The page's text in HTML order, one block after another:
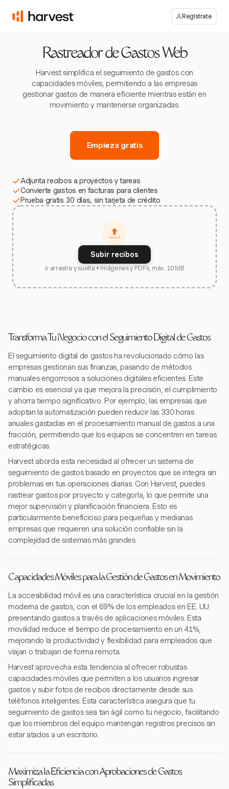
Regístrate
Rastreador de Gastos Web
Harvest simplifica el seguimiento de gastos con
capacidades móviles, permitiendo a las empresas
gestionar gastos de manera eficiente mientras están en
movimiento y mantenerse organizadas.
Empieza gratis
Adjunta recibos a proyectos y tareas
Convierte gastos en facturas para clientes
Prueba gratis 30 días, sin tarjeta de crédito
Subir recibos
o arrastra y suelta • Imágenes y PDFs, máx. 10 MB
Transforma Tu Negocio con el Seguimiento Digital de Gastos
El seguimiento digital de gastos ha revolucionado cómo las
empresas gestionan sus finanzas, pasando de métodos
manuales engorrosos a soluciones digitales eficientes. Este
cambio es esencial ya que mejora la precisión, el cumplimiento
y ahorra tiempo significativo. Por ejemplo, las empresas que
adoptan la automatización pueden reducir las 330 horas
anuales gastadas en el procesamiento manual de gastos a una
fracción, permitiendo que los equipos se concentren en tareas
estratégicas.
Harvest aborda esta necesidad al ofrecer un sistema de
seguimiento de gastos basado en proyectos que se integra sin
problemas en tus operaciones diarias. Con Harvest, puedes
rastrear gastos por proyecto y categoría, lo que permite una
mejor supervisión y planificación financiera. Esto es
particularmente beneficioso para pequeñas y medianas
empresas que requieren una solución confiable sin la
complejidad de sistemas más grandes.
Capacidades Móviles para la Gestión de Gastos en Movimiento
La accesibilidad móvil es una característica crucial en la gestión
moderna de gastos, con el 69% de los empleados en EE. UU.
presentando gastos a través de aplicaciones móviles. Esta
movilidad reduce el tiempo de procesamiento en un 41%,
mejorando la productividad y flexibilidad para empleados que
viajan o trabajan de forma remota.
Harvest aprovecha esta tendencia al ofrecer robustas
capacidades móviles que permiten a los usuarios ingresar
gastos y subir fotos de recibos directamente desde sus
teléfonos inteligentes. Esta característica asegura que tu
seguimiento de gastos sea tan ágil como tu negocio, facilitando
que los miembros del equipo mantengan registros precisos sin
estar atados a un escritorio.
Maximiza la Eficiencia con Aprobaciones de Gastos
Simplificadas